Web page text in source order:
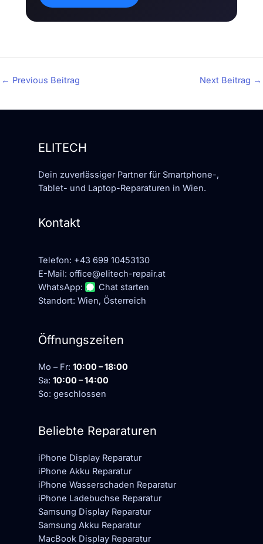
← Previous Beitrag Next Beitrag →
ELITECH
Dein zuverlässiger Partner für Smartphone-,
Tablet- und Laptop-Reparaturen in Wien.
Kontakt
Telefon: +43 699 10453130
E-Mail: office@elitech-repair.at
WhatsApp:
Chat starten
Standort: Wien, Österreich
Öffnungszeiten
Mo – Fr: 10:00 – 18:00
Sa: 10:00 – 14:00
So: geschlossen
Beliebte Reparaturen
iPhone Display Reparatur
iPhone Akku Reparatur
iPhone Wasserschaden Reparatur
iPhone Ladebuchse Reparatur
Samsung Display Reparatur
Samsung Akku Reparatur
MacBook Display Reparatur